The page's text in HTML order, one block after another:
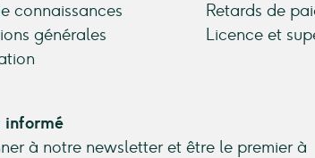
connaissances
générales
Retards de
Licence et
informé
à notre newsletter et être le premier à